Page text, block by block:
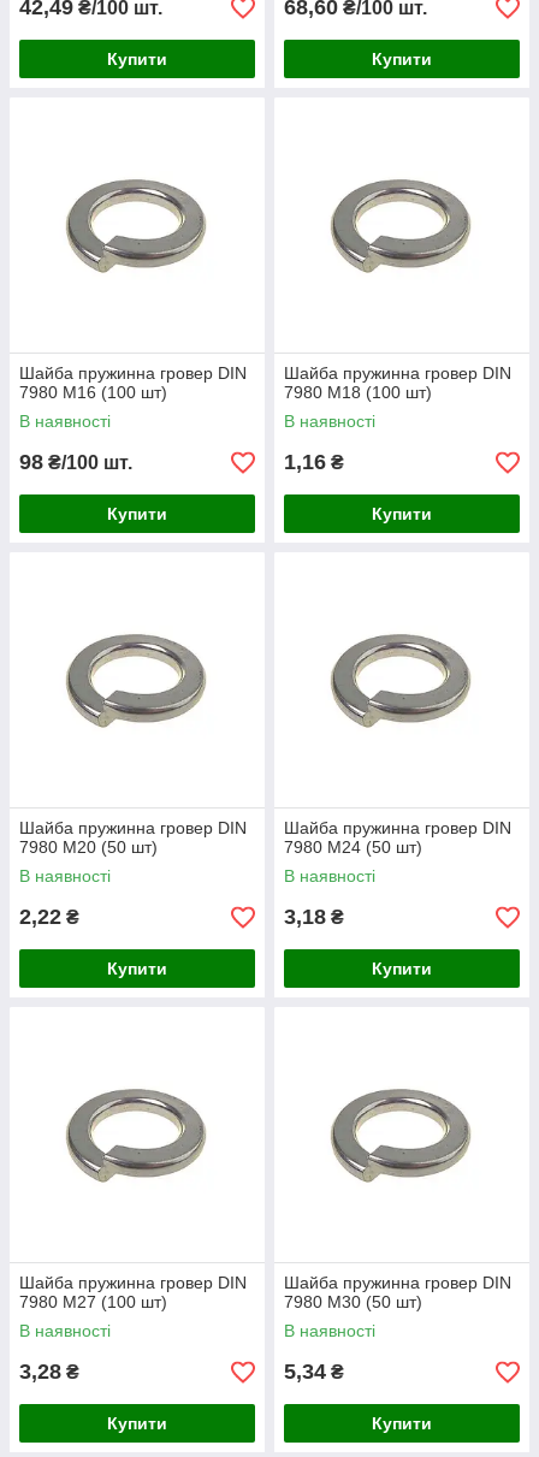
42,49 ₴/100 шт.
Купити
68,60 ₴/100 шт.
Купити
Шайба пружинна гровер DIN
7980 М16 (100 шт)
В наявності
98 ₴/100 шт.
Купити
Шайба пружинна гровер DIN
7980 М18 (100 шт)
В наявності
1,16 ₴
Купити
Шайба пружинна гровер DIN
7980 М20 (50 шт)
В наявності
2,22 ₴
Купити
Шайба пружинна гровер DIN
7980 М24 (50 шт)
В наявності
3,18 ₴
Купити
Шайба пружинна гровер DIN
7980 М27 (100 шт)
В наявності
3,28 ₴
Купити
Шайба пружинна гровер DIN
7980 М30 (50 шт)
В наявності
5,34 ₴
Купити